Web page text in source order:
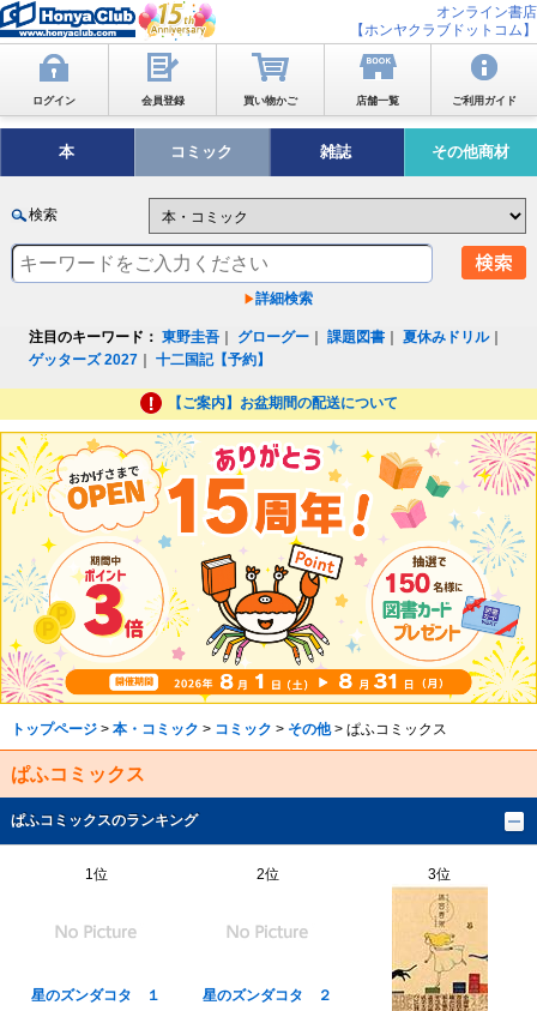
オンライン書店
【ホンヤクラブドットコム】
ログイン 会員登録 買い物かご 店舗一覧 ご利用ガイド
本 コミック 雑誌 その他商材
検索
詳細検索
注目のキーワード： 東野圭吾 グローグー ｜課題図書 ｜夏休みドリル｜
ゲッターズ 2027 ｜十二国記【予約】
【ご案内】お盆期間の配送について
トップページ> 本・コミック > コミック > その他> ぱふコミックス
ぱふコミックス
ぱふコミックスのランキング
1位
星のズンダコタ １
2位
星のズンダコタ ２
3位